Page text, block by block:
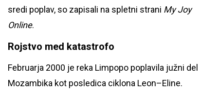
sredi poplav, so zapisali na spletni strani My Joy
Online.
Rojstvo med katastrofo
Februarja 2000 je reka Limpopo poplavila južni del
Mozambika kot posledica ciklona Leon–Eline.